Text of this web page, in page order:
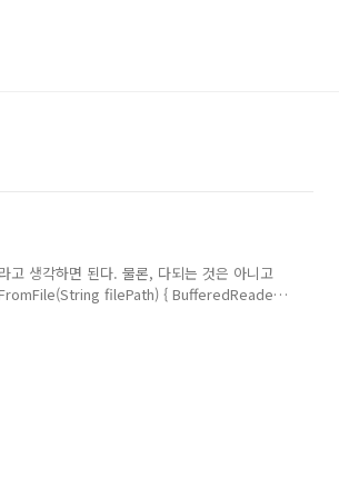
생각하면 된다. 물론, 다되는 것은 아니고
filePath) { BufferedReader
data =
} catch (IOException e) {